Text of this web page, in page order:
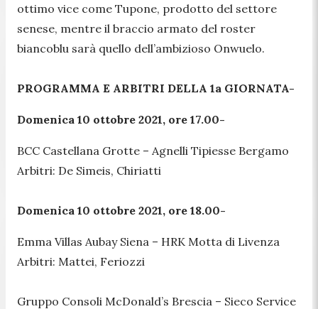
ottimo vice come Tupone, prodotto del settore
senese, mentre il braccio armato del roster
biancoblu sarà quello dell’ambizioso Onwuelo.
PROGRAMMA E ARBITRI DELLA 1a GIORNATA-
Domenica 10 ottobre 2021, ore 17.00-
BCC Castellana Grotte – Agnelli Tipiesse Bergamo
Arbitri: De Simeis, Chiriatti
Domenica 10 ottobre 2021, ore 18.00-
Emma Villas Aubay Siena – HRK Motta di Livenza
Arbitri: Mattei, Feriozzi
Gruppo Consoli McDonald’s Brescia – Sieco Service